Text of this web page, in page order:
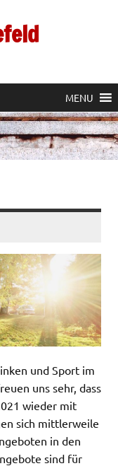
MENU
und Sport im
uns sehr, dass
wieder mit
sich mittlerweile
in den
sind für